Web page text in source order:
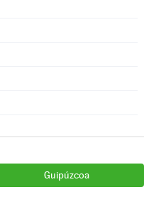
Guipúzcoa